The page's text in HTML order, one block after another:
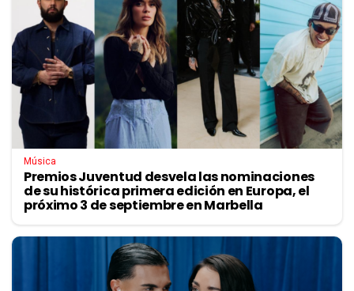
Música
Premios Juventud desvela las nominaciones
de su histórica primera edición en Europa, el
próximo 3 de septiembre en Marbella